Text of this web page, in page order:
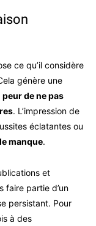
ce qu’il considère
génère une
peur de ne pas
. L’impression de
éclatantes ou
manque.
et
faire partie d’un
persistant. Pour
à des